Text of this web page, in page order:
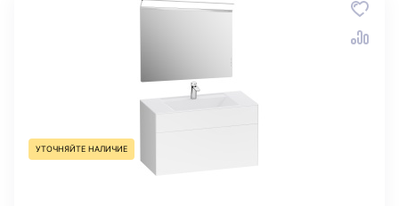
УТОЧНЯЙТЕ НАЛИЧИЕ